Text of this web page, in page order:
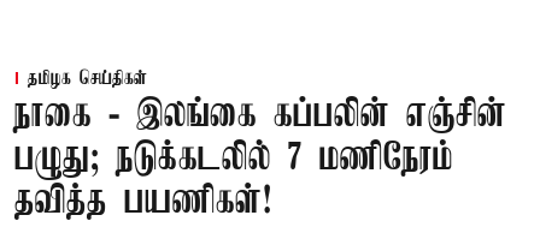
தமிழக செய்திகள்
நாகை - இலங்கை கப்பலின் எஞ்சின்
பழுது; நடுக்கடலில் 7 மணிநேரம்
தவித்த பயணிகள்!